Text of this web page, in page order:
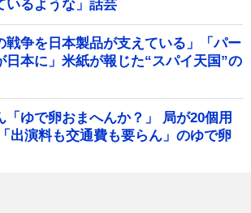
いるような」話芸
戦争を日本製品が支えている」「パー
日本に」米紙が報じた“スパイ天国”の
「ゆで卵おまへんか？」 局が20個用
出演料も交通費も要らん」のゆで卵